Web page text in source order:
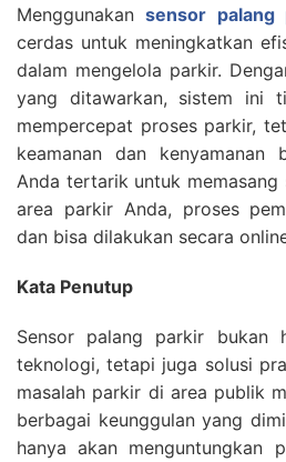
Menggunakansensor palang
cerdas untuk meningkatkan
dalam mengelola parkir.
yang ditawarkan, sistem ini
mempercepat proses parkir,
keamanan dan kenyamanan
Anda tertarik untuk
area parkir Anda, proses
dan bisa dilakukan secara
Kata Penutup
Sensor palang parkir bukan
teknologi, tetapi juga solusi
masalah parkir di area publik
berbagai keunggulan yang
hanya akan menguntungkan